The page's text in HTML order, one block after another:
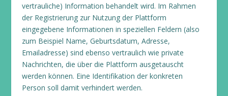
vertrauliche) Information behandelt wird. Im Rahmen
der Registrierung zur Nutzung der Plattform
eingegebene Informationen in speziellen Feldern (also
zum Beispiel Name, Geburtsdatum, Adresse,
Emailadresse) sind ebenso vertraulich wie private
Nachrichten, die über die Plattform ausgetauscht
werden können. Eine Identifikation der konkreten
Person soll damit verhindert werden.